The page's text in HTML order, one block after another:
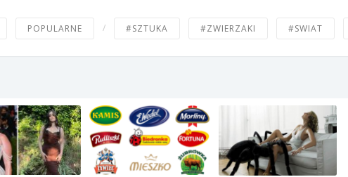
POPULARNE / #SZTUKA #ZWIERZAKI #SWIAT